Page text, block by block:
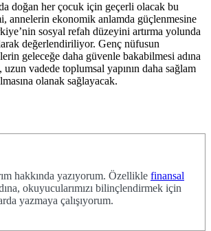
doğan her çocuk için geçerli olacak bu
annelerin ekonomik anlamda güçlenmesine
sosyal refah düzeyini artırma yolunda
değerlendiriliyor. Genç nüfusun
geleceğe daha güvenle bakabilmesi adına
vadede toplumsal yapının daha sağlam
olanak sağlayacak.
hakkında yazıyorum. Özellikle finansal
okuyucularımızı bilinçlendirmek için
yazmaya çalışıyorum.